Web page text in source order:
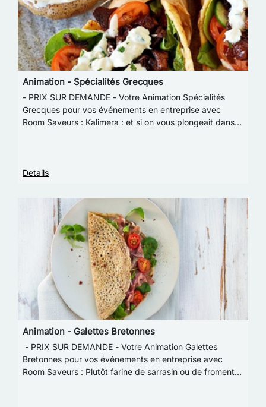
Animation - Spécialités Grecques
- PRIX SUR DEMANDE - Votre Animation Spécialités
Grecques pour vos événements en entreprise avec
Room Saveurs : Kalimera : et si on vous plongeait dans le
Details
Animation - Galettes Bretonnes
- PRIX SUR DEMANDE - Votre Animation Galettes
Bretonnes pour vos événements en entreprise avec
Room Saveurs : Plutôt farine de sarrasin ou de froment